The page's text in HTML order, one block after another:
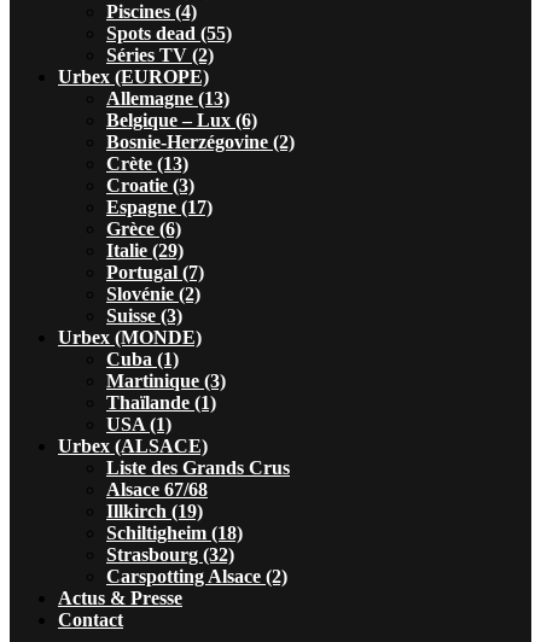
Piscines (4)
Spots dead (55)
Séries TV (2)
Urbex (EUROPE)
Allemagne (13)
Belgique – Lux (6)
Bosnie-Herzégovine (2)
Crète (13)
Croatie (3)
Espagne (17)
Grèce (6)
Italie (29)
Portugal (7)
Slovénie (2)
Suisse (3)
Urbex (MONDE)
Cuba (1)
Martinique (3)
Thaïlande (1)
USA (1)
Urbex (ALSACE)
Liste des Grands Crus
Alsace 67/68
Illkirch (19)
Schiltigheim (18)
Strasbourg (32)
Carspotting Alsace (2)
Actus & Presse
Contact